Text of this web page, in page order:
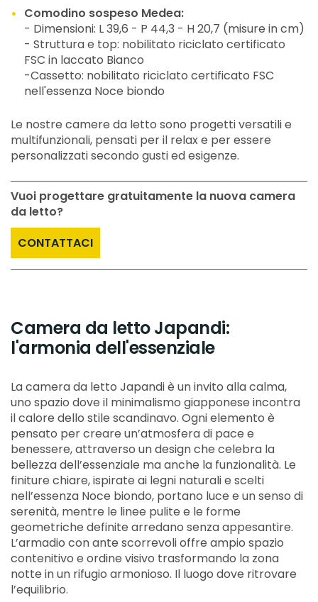
Comodino sospeso Medea:
- Dimensioni: L 39,6 - P 44,3 - H 20,7 (misure in cm)
- Struttura e top: nobilitato riciclato certificato
FSC in laccato Bianco
-Cassetto: nobilitato riciclato certificato FSC
nell'essenza Noce biondo
Le nostre camere da letto sono progetti versatili e
multifunzionali, pensati per il relax e per essere
personalizzati secondo gusti ed esigenze.
Vuoi progettare gratuitamente la nuova camera
da letto?
CONTATTACI
Camera da letto Japandi:
l'armonia dell'essenziale
La camera da letto Japandi è un invito alla calma,
uno spazio dove il minimalismo giapponese incontra
il calore dello stile scandinavo. Ogni elemento è
pensato per creare un’atmosfera di pace e
benessere, attraverso un design che celebra la
bellezza dell’essenziale ma anche la funzionalità. Le
finiture chiare, ispirate ai legni naturali e scelti
nell’essenza Noce biondo, portano luce e un senso di
serenità, mentre le linee pulite e le forme
geometriche definite arredano senza appesantire.
L’armadio con ante scorrevoli offre ampio spazio
contenitivo e ordine visivo trasformando la zona
notte in un rifugio armonioso. Il luogo dove ritrovare
l’equilibrio.